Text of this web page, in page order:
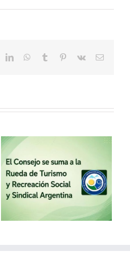
LinkedInWhatsApp
Tumblr Pinterest
Vk
Correo